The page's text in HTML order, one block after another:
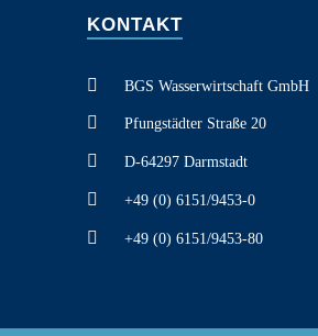
KONTAKT
BGS Wasserwirtschaft GmbH
Pfungstädter Straße 20
D-64297 Darmstadt
+49 (0) 6151/9453-0
+49 (0) 6151/9453-80